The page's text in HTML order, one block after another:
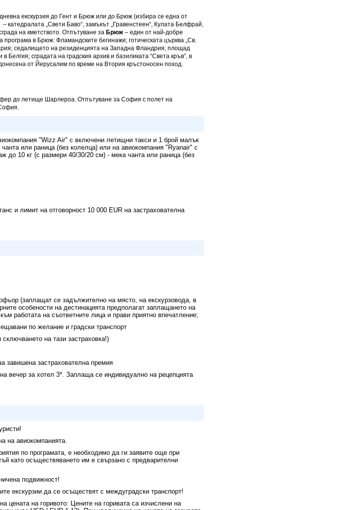
екскурзия до Гент и Брюж или до Брюж (избира се една от
– катедралата „Свети Баво“, замъкът „Гравенстеен“, Кулата Белфрай,
на кметството. Отпътуване за Брюж – един от най-добре
програма в Брюж: Фламандските бегинажи; готическата църква „Св.
седалището на резиденцията на Западна Фландрия; площад
Белгия; сградата на градския архив и базиликата “Света кръв”, в
от Йерусалим по време на Втория кръстоносен поход.
до летище Шарлероа. Отпътуване за София с полет на
"Wizz Air" с включени летищни такси и 1 брой малък
или раница (без колелца) или на авиокомпания "Ryanair" с
до 10 кг (с размери 40/30/20 см) - мека чанта или раница (без
и лимит на отговорност 10 000 EUR на застрахователна
(заплащат се задължително на място, на екскурзовода, в
особености на дестинацията предполагат заплащането на
работата на съответните лица и прави приятно впечатление;
по желание и градски транспорт
на тази застраховка!)
завишена застрахователна премия
вечер за хотел 3*. Заплаща се индивидуално на рецепцията
на авиокомпанията.
по програмата, е необходимо да ги заявите още при
като осъществяването им е свързано с предварителни
подвижност!
екскурзии да се осъществят с междуградски транспорт!
цената на горивото: Цените на горивата са изчислени на